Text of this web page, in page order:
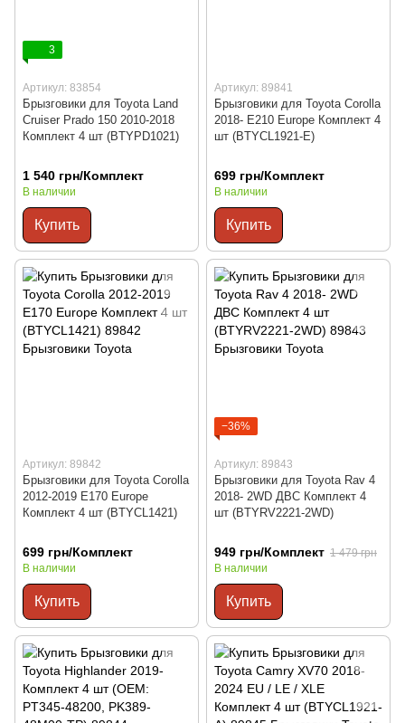
3
Артикул: 83854
Брызговики для Toyota Land
Cruiser Prado 150 2010-2018
Комплект 4 шт (BTYPD1021)
1 540 грн/Комплект
В наличии
Купить
Артикул: 89841
Брызговики для Toyota Corolla
2018- E210 Europe Комплект 4
шт (BTYCL1921-E)
699 грн/Комплект
В наличии
Купить
Артикул: 89842
Брызговики для Toyota Corolla
2012-2019 E170 Europe
Комплект 4 шт (BTYCL1421)
699 грн/Комплект
В наличии
Купить
−36%
Артикул: 89843
Брызговики для Toyota Rav 4
2018- 2WD ДВС Комплект 4
шт (BTYRV2221-2WD)
949 грн/Комплект 1 479 грн
В наличии
Купить